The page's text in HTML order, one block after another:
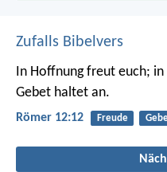
Zufalls Bibelvers
In Hoffnung freut euch;
Gebet haltet an.
Römer 12:12 Freude